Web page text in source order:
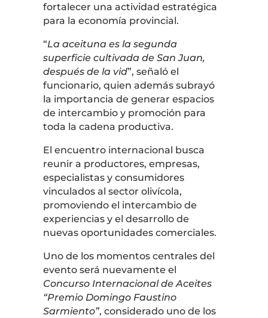
fortalecer una actividad estratégica
para la economía provincial.
“La aceituna es la segunda
superficie cultivada de San Juan,
después de la vid”, señaló el
funcionario, quien además subrayó
la importancia de generar espacios
de intercambio y promoción para
toda la cadena productiva.
El encuentro internacional busca
reunir a productores, empresas,
especialistas y consumidores
vinculados al sector olivícola,
promoviendo el intercambio de
experiencias y el desarrollo de
nuevas oportunidades comerciales.
Uno de los momentos centrales del
evento será nuevamente el
Concurso Internacional de Aceites
“Premio Domingo Faustino
Sarmiento”, considerado uno de los